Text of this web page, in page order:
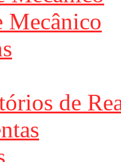
Mecânico
de